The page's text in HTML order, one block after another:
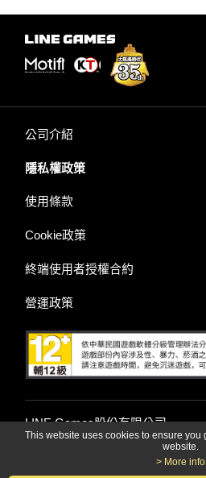
公司介紹
隱私權政策
使用條款
Cookie政策
終端使用者授權合約
營運政策
LINE Games股份有限公司
This website uses cookies to ensure you
website.
> More info